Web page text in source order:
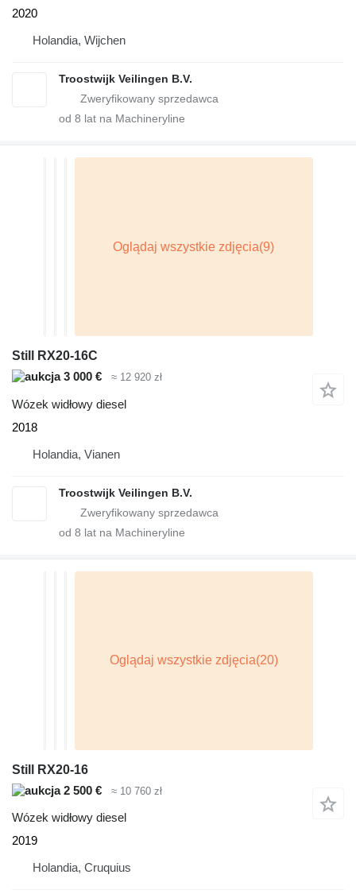
2020
Holandia, Wijchen
Troostwijk Veilingen B.V.
od 8 lat na Machineryline
Still RX20-16C
3 000 €
≈ 12 920 zł
Wózek widłowy diesel
2018
Holandia, Vianen
Troostwijk Veilingen B.V.
od 8 lat na Machineryline
Still RX20-16
2 500 €
≈ 10 760 zł
Wózek widłowy diesel
2019
Holandia, Cruquius